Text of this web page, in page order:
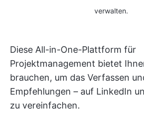
verwalten.
Diese All-in-One-Plattform für
Projektmanagement bietet
brauchen, um das Verfassen
Empfehlungen – auf LinkedIn
zu vereinfachen.